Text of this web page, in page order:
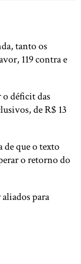
tanto os
119 contra e
o déficit das
de R$ 13
que o texto
o retorno do
para